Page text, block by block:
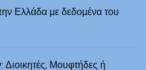
Ελλάδα με δεδομένα του
Μουφτήδες ή